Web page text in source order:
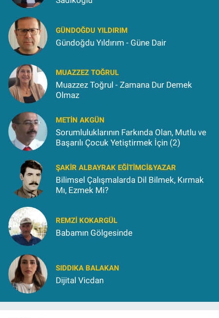
GÜNDOĞDU YILDIRIM
Gündoğdu Yıldırım - Güne Dair
MUAZZEZ TOĞRUL
Muazzez Toğrul - Zamana Dur Demek
Olmaz
METIN AKGÜN
Sorumluluklarının Farkında Olan, Mutlu ve
Başarılı Çocuk Yetiştirmek İçin (2)
ŞAKIR ALBAYRAK EĞITIMCI&YAZAR
Bilimsel Çalışmalarda Dil Bilmek, Kırmak
Mı, Ezmek Mi?
REMZI KOKARGÜL
Babamın Gölgesinde
SIDDIKA BALAKAN
Dijital Vicdan